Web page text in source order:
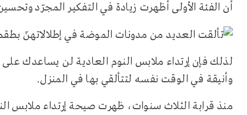
أن الفئة الأولى أظهرت زيادة في التفكير المجرّد
لذلك فإن إرتداء ملابس النوم العادية لن يساعدك
وأنيقة في الوقت نفسه لتتألقي بها في المنزل.
منذ قرابة الثلاث سنوات، ظهرت صيحة إرتداء ملابس